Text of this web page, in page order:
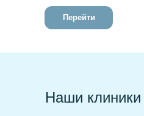
Перейти
Наши клиники